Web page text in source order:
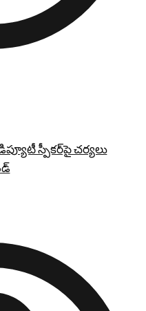
స్పీకర్‌పై చర్యలు